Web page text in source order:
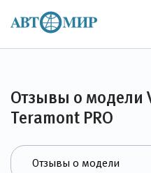
Отзывы о модели
Teramont PRO